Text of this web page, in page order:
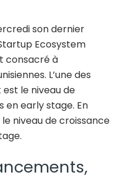
son dernier
Ecosystem
consacré à
L’une des
le niveau de
en early stage. En
le niveau de croissance